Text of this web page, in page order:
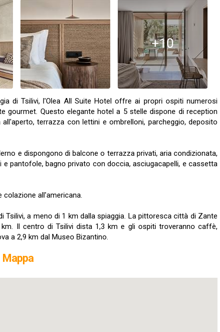
+10
di Tsilivi, l'Olea All Suite Hotel offre ai propri ospiti numerosi
gourmet. Questo elegante hotel a 5 stelle dispone di reception
terrazza con lettini e ombrelloni, parcheggio, deposito
e dispongono di balcone o terrazza privati, aria condizionata,
pantofole, bagno privato con doccia, asciugacapelli, e cassetta
all'americana.
Tsilivi, a meno di 1 km dalla spiaggia. La pittoresca città di Zante
Il centro di Tsilivi dista 1,3 km e gli ospiti troveranno caffè,
a 2,9 km dal Museo Bizantino.
Mappa